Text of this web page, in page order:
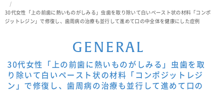
30代女性「上の前歯に熱いものがしみる」虫歯を取り除いて白いペースト状の材料「コンポ
ジットレジン」で修復し、歯周病の治療も並行して進めて口の中全体を健康にした症例
GENERAL
30代女性「上の前歯に熱いものがしみる」虫歯を取
り除いて白いペースト状の材料「コンポジットレジ
ン」で修復し、歯周病の治療も並行して進めて口の